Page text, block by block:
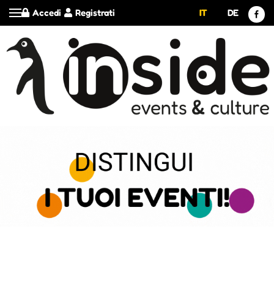
Registrati
Accedi IT DE